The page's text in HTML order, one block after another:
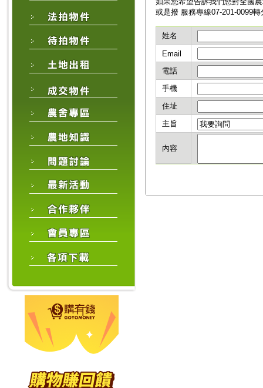
或是撥 服務專線07-201-0099
姓名
Email
電話
手機
住址
主旨
內容